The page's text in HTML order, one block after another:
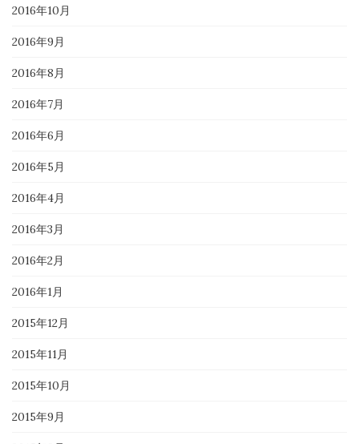
2016年10月
2016年9月
2016年8月
2016年7月
2016年6月
2016年5月
2016年4月
2016年3月
2016年2月
2016年1月
2015年12月
2015年11月
2015年10月
2015年9月